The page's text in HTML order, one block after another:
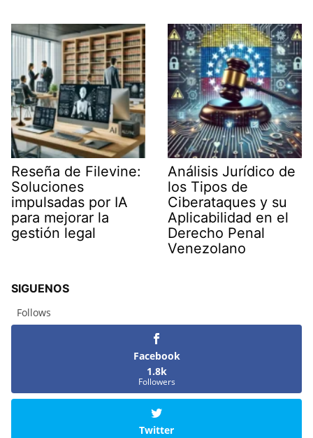
Reseña de Filevine:
Soluciones
impulsadas por IA
para mejorar la
gestión legal
Análisis Jurídico de
los Tipos de
Ciberataques y su
Aplicabilidad en el
Derecho Penal
Venezolano
SIGUENOS
Follows
Facebook
1.8k
Followers
Twitter